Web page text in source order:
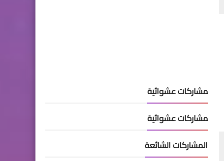
مشاركات عشوائية
مشاركات عشوائية
المشاركات الشائعة